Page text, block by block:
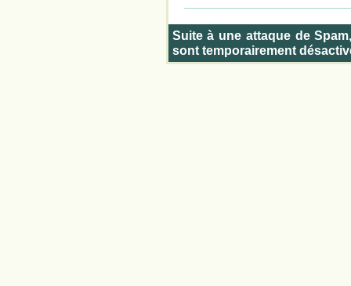
Suite à une attaque de
sont temporairement